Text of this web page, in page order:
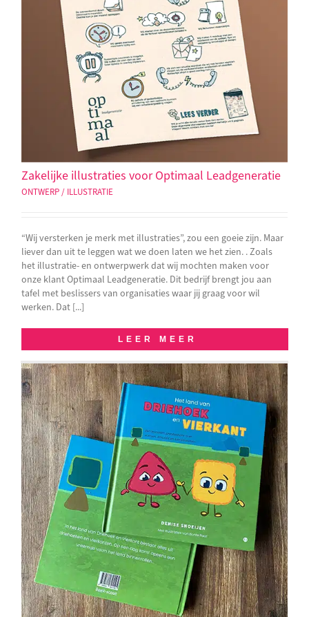
Zakelijke illustraties voor Optimaal Leadgeneratie
ONTWERP / ILLUSTRATIE
“Wij versterken je merk met illustraties”, zou een goeie zijn. Maar
liever dan uit te leggen wat we doen laten we het zien. . Zoals
het illustratie- en ontwerpwerk dat wij mochten maken voor
onze klant Optimaal Leadgeneratie. Dit bedrijf brengt jou aan
tafel met beslissers van organisaties waar jij graag voor wil
werken. Dat [...]
LEER MEER